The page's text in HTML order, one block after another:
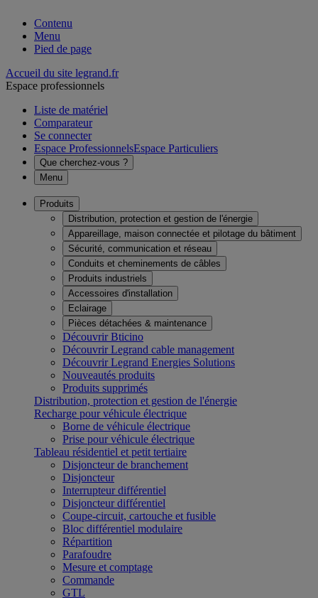
Contenu
Menu
Pied de page
Accueil du site legrand.fr
Espace professionnels
Liste de matériel
Comparateur
Se connecter
Espace ProfessionnelsEspace Particuliers
Que cherchez-vous ?
Menu
Produits
Distribution, protection et gestion de l'énergie
Appareillage, maison connectée et pilotage du bâtiment
Sécurité, communication et réseau
Conduits et cheminements de câbles
Produits industriels
Accessoires d'installation
Eclairage
Pièces détachées & maintenance
Découvrir Bticino
Découvrir Legrand cable management
Découvrir Legrand Energies Solutions
Nouveautés produits
Produits supprimés
Distribution, protection et gestion de l'énergie
Recharge pour véhicule électrique
Borne de véhicule électrique
Prise pour véhicule électrique
Tableau résidentiel et petit tertiaire
Disjoncteur de branchement
Disjoncteur
Interrupteur différentiel
Disjoncteur différentiel
Coupe-circuit, cartouche et fusible
Bloc différentiel modulaire
Répartition
Parafoudre
Mesure et comptage
Commande
GTL